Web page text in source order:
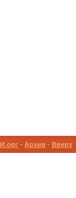
- Архив - Вверх